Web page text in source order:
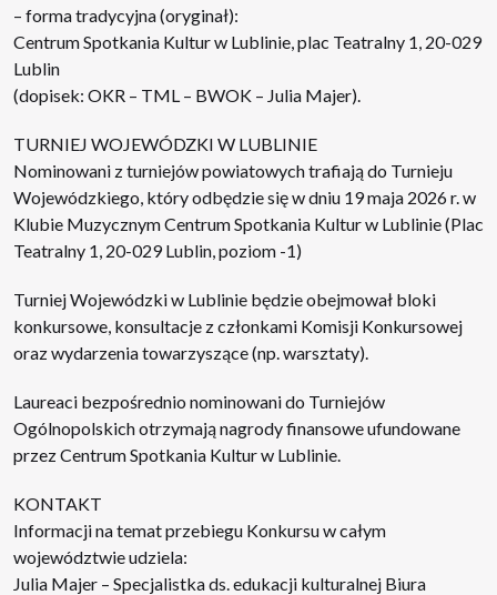
– forma tradycyjna (oryginał):
Centrum Spotkania Kultur w Lublinie, plac Teatralny 1, 20-029
Lublin
(dopisek: OKR – TML – BWOK – Julia Majer).
TURNIEJ WOJEWÓDZKI W LUBLINIE
Nominowani z turniejów powiatowych trafiają do Turnieju
Wojewódzkiego, który odbędzie się w dniu 19 maja 2026 r. w
Klubie Muzycznym Centrum Spotkania Kultur w Lublinie (Plac
Teatralny 1, 20-029 Lublin, poziom -1)
Turniej Wojewódzki w Lublinie będzie obejmował bloki
konkursowe, konsultacje z członkami Komisji Konkursowej
oraz wydarzenia towarzyszące (np. warsztaty).
Laureaci bezpośrednio nominowani do Turniejów
Ogólnopolskich otrzymają nagrody finansowe ufundowane
przez Centrum Spotkania Kultur w Lublinie.
KONTAKT
Informacji na temat przebiegu Konkursu w całym
województwie udziela:
Julia Majer – Specjalistka ds. edukacji kulturalnej Biura